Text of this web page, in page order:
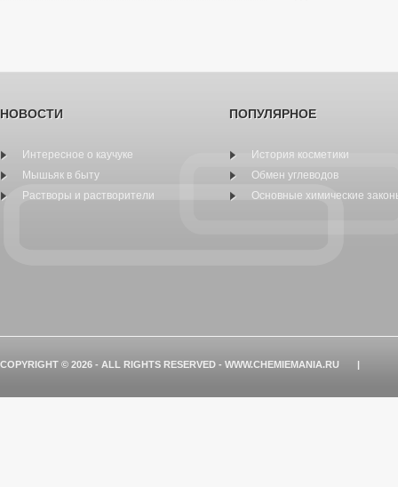
НОВОСТИ
Интересное о каучуке
Мышьяк в быту
Растворы и растворители
ПОПУЛЯРНОЕ
История косметики
Обмен углеводов
Основные химические
COPYRIGHT © 2026 - ALL RIGHTS RESERVED - WWW.CHEMIEMANIA.RU |